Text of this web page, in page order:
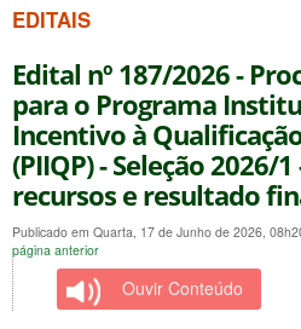
EDITAIS
Edital nº 187/2026 -
para o Programa
Incentivo à
(PIIQP) - Seleção 2026/
recursos e resultado
Publicado em Quarta, 17 de Junho de 2026,
página anterior
Ouvir Conteúdo